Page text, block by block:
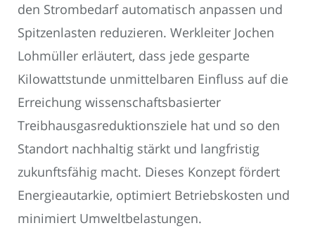
den Strombedarf automatisch anpassen und
Spitzenlasten reduzieren. Werkleiter Jochen
Lohmüller erläutert, dass jede gesparte
Kilowattstunde unmittelbaren Einfluss auf die
Erreichung wissenschaftsbasierter
Treibhausgasreduktionsziele hat und so den
Standort nachhaltig stärkt und langfristig
zukunftsfähig macht. Dieses Konzept fördert
Energieautarkie, optimiert Betriebskosten und
minimiert Umweltbelastungen.